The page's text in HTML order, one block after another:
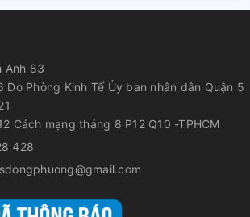
Anh 83
Do Phòng Kinh Tế Ủy ban nhân dân Quận 5
Cách mạng tháng 8 P12 Q10 -TPHCM
428